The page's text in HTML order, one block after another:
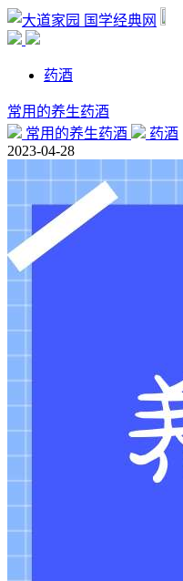
国学经典网
药酒
常用的养生药酒
常用的养生药酒
药酒
2023-04-28